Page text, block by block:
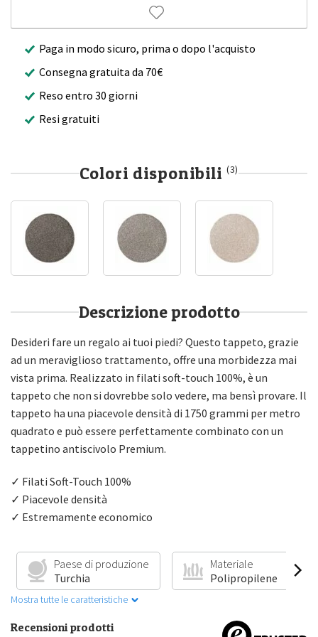
Paga in modo sicuro, prima o dopo l'acquisto
Consegna gratuita da 70€
Reso entro 30 giorni
Resi gratuiti
Colori disponibili (3)
Descrizione prodotto
Desideri fare un regalo ai tuoi piedi? Questo tappeto, grazie
ad un meraviglioso trattamento, offre una morbidezza mai
vista prima. Realizzato in filati soft-touch 100%, è un
tappeto che non si dovrebbe solo vedere, ma bensì provare. Il
tappeto ha una piacevole densità di 1750 grammi per metro
quadrato e può essere perfettamente combinato con un
tappetino antiscivolo Premium.
✓ Filati Soft-Touch 100%
✓ Piacevole densità
✓ Estremamente economico
Paese di produzione
Turchia
Materiale
Polipropilene
Mostra tutte le caratteristiche
Recensioni prodotti